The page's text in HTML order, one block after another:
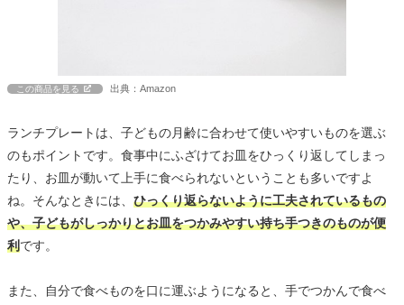
この商品を見る 出典：Amazon
ランチプレートは、子どもの月齢に合わせて使いやすいものを選ぶ
のもポイントです。食事中にふざけてお皿をひっくり返してしまっ
たり、お皿が動いて上手に食べられないということも多いですよ
ね。そんなときには、 ひっくり返らないように工夫されているもの
や、子どもがしっかりとお皿をつかみやすい持ち手つきのものが便
利です。
また、自分で食べものを口に運ぶようになると、手でつかんで食べ